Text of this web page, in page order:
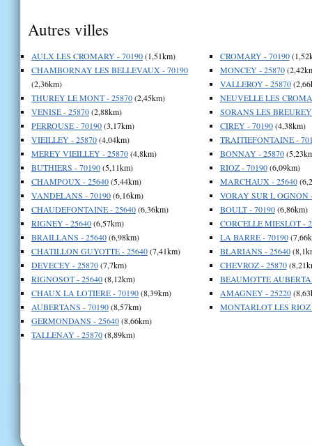
Autres villes
AULX LES CROMARY - 70190(1,51km)
CHAMBORNAY LES BELLEVAUX - 70190
(2,36km)
THUREY LE MONT - 25870(2,45km)
VENISE - 25870(2,88km)
PERROUSE - 70190(3,17km)
VIEILLEY - 25870(4,04km)
MEREY VIEILLEY - 25870(4,8km)
BUTHIERS - 70190(5,11km)
CHAMPOUX - 25640(5,44km)
VANDELANS - 70190(6,16km)
CHAUDEFONTAINE - 25640(6,36km)
RIGNEY - 25640(6,57km)
BRAILLANS - 25640(6,98km)
CHATILLON GUYOTTE - 25640(7,41km)
DEVECEY - 25870(7,7km)
RIGNOSOT - 25640(8,12km)
CHAUX LA LOTIERE - 70190(8,39km)
AUBERTANS - 70190(8,57km)
GERMONDANS - 25640(8,66km)
TALLENAY - 25870(8,89km)
CROMARY - 70190
MONCEY - 25870
VALLEROY - 25870
NEUVELLE LES
SORANS LES
CIREY - 70190(4,38km)
TRAITIEFONTAINE -
BONNAY - 25870
RIOZ - 70190(6,09km)
MARCHAUX - 25640
VORAY SUR L OGNON
BOULT - 70190(6,86km)
CORCELLE MIESLOT -
LA BARRE - 70190
BLARIANS - 25640
CHEVROZ - 25870
BEAUMOTTE
AMAGNEY - 25220
MONTARLOT LES RIOZ